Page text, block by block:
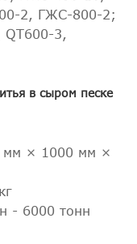
2, ГЖС-800-2;
QT600-3,
в сыром песке
мм × 1000 мм ×
- 6000 тонн